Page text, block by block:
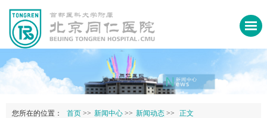
您所在的位置： 首页 >> 新闻中心 >> 新闻动态 >> 正文